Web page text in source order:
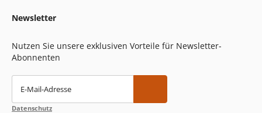
Newsletter
Nutzen Sie unsere exklusiven Vorteile für Newsletter-
Abonnenten
E-Mail-Adresse
Datenschutz